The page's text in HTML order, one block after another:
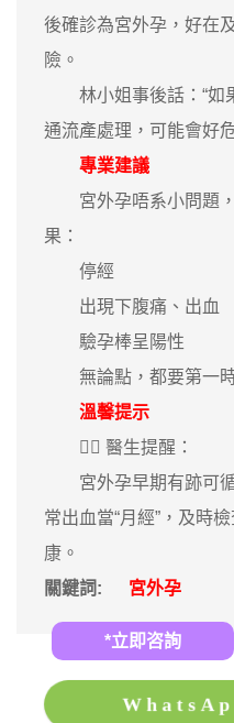
後確診為宮外孕，好在
險。
林小姐事後話：“如
通流產處理，可能會好
專業建議
宮外孕唔系小問題，
果：
停經
出現下腹痛、出血
驗孕棒呈陽性
無論點，都要第一時
溫馨提示
👩‍⚕️ 醫生提醒：
宮外孕早期有跡可循
常出血當“月經”，及時
康。
關鍵詞:
宮外孕
*立即咨詢